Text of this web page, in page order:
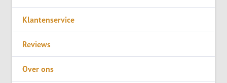
Klantenservice
Reviews
Over ons